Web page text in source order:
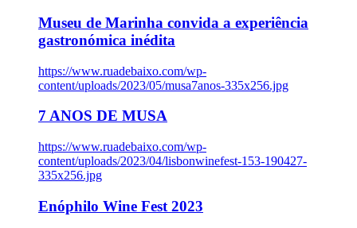
Museu de Marinha convida a experiência
gastronómica inédita
https://www.ruadebaixo.com/wp-
content/uploads/2023/05/musa7anos-335x256.jpg
7 ANOS DE MUSA
https://www.ruadebaixo.com/wp-
content/uploads/2023/04/lisbonwinefest-153-190427-
335x256.jpg
Enóphilo Wine Fest 2023